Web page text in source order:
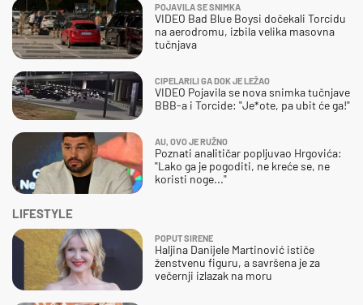
POJAVILA SE SNIMKA
VIDEO Bad Blue Boysi dočekali Torcidu
na aerodromu, izbila velika masovna
tučnjava
CIPELARILI GA DOK JE LEŽAO
VIDEO Pojavila se nova snimka tučnjave
BBB-a i Torcide: "Je*ote, pa ubit će ga!"
AU, OVO JE RUŽNO
Poznati analitičar popljuvao Hrgovića:
"Lako ga je pogoditi, ne kreće se, ne
koristi noge..."
LIFESTYLE
POPUT SIRENE
Haljina Danijele Martinović ističe
ženstvenu figuru, a savršena je za
večernji izlazak na moru